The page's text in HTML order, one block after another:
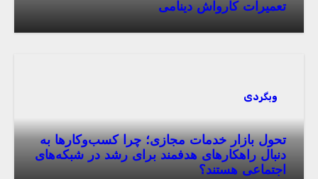
تعمیرات کارواش دینامی
وبگردی
تحول بازار خدمات مجازی؛ چرا کسب‌وکارها به
دنبال راهکارهای هدفمند برای رشد در شبکه‌های
اجتماعی هستند؟